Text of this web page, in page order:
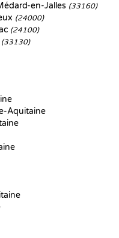
en-Jalles (33160)
(24000)
(24100)
(33130)
Aquitaine